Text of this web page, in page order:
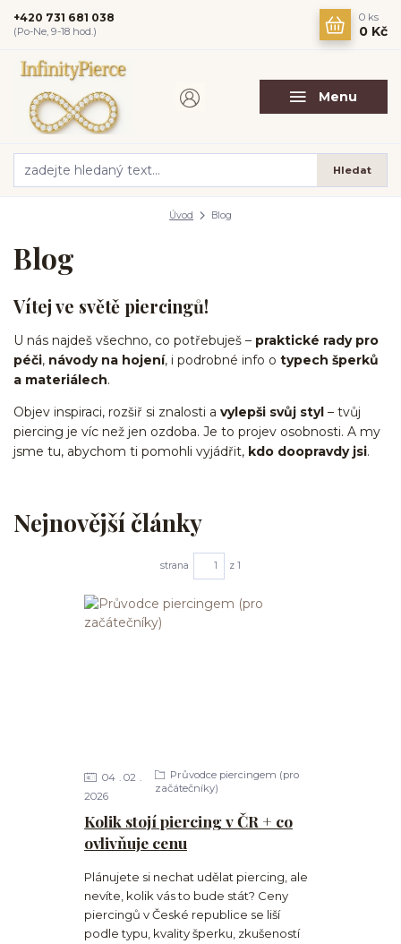
Menu
Hledat
+420 731 681 038
(Po-Ne, 9-18 hod.)
0 ks
0 Kč
Úvod Blog
Blog
Vítej ve světě piercingů!
U nás najdeš všechno, co potřebuješ – praktické rady pro
péči, návody na hojení, i podrobné info o typech šperků
a materiálech.
Objev inspiraci, rozšiř si znalosti a vylepši svůj styl – tvůj
piercing je víc než jen ozdoba. Je to projev osobnosti. A my
jsme tu, abychom ti pomohli vyjádřit, kdo doopravdy jsi.
Nejnovější články
strana z 1
Kolik stojí piercing v ČR + co
ovlivňuje cenu
04
02
2026
Průvodce piercingem (pro
začátečníky)
Plánujete si nechat udělat piercing, ale
nevíte, kolik vás to bude stát? Ceny
piercingů v České republice se liší
podle typu, kvality šperku, zkušeností